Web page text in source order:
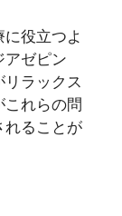
役立つよ
アゼピン
ラックス
これらの問
れることが